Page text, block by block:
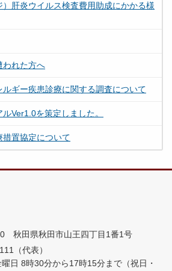
）肝炎ウイルス検査費用助成にかかる様
われた方へ
ギー疾患診療に関する調査について
Ver1.0を策定しました。
置協定について
秋田県秋田市山王四丁目1番1号
（代表）
曜日 8時30分から17時15分まで （祝日・